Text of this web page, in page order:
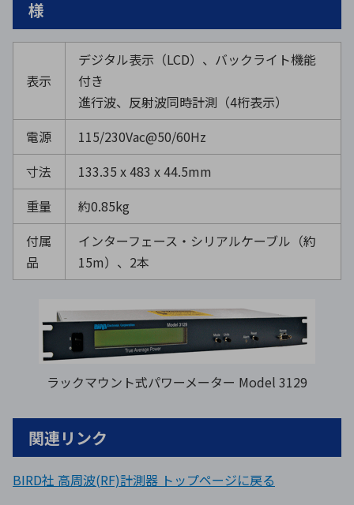
様
表示
デジタル表示（LCD）、バックライト機能
付き
進行波、反射波同時計測（4桁表示）
電源
115/230Vac@50/60Hz
寸法
133.35 x 483 x 44.5mm
重量
約0.85kg
付属
品
インターフェース・シリアルケーブル（約
15m）、2本
ラックマウント式パワーメーター Model 3129
関連リンク
BIRD社 高周波(RF)計測器 トップページに戻る